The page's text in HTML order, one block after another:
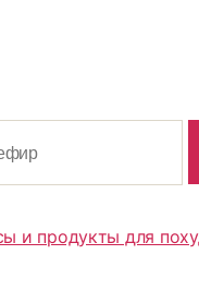
и продукты для